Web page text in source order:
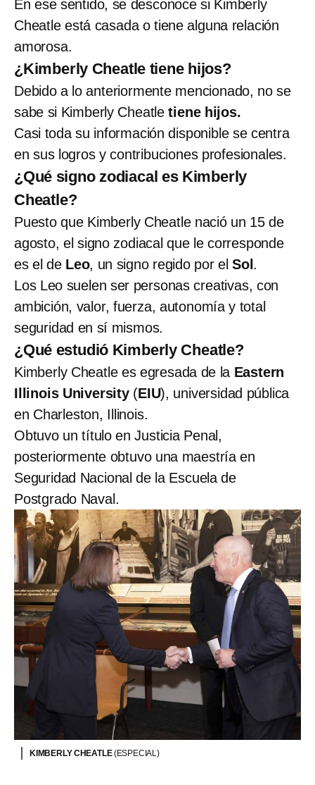
En ese sentido, se desconoce si Kimberly
Cheatle está casada o tiene alguna relación
amorosa.
¿Kimberly Cheatle tiene hijos?
Debido a lo anteriormente mencionado, no se
sabe si Kimberly Cheatle tiene hijos.
Casi toda su información disponible se centra
en sus logros y contribuciones profesionales.
¿Qué signo zodiacal es Kimberly
Cheatle?
Puesto que Kimberly Cheatle nació un 15 de
agosto, el signo zodiacal que le corresponde
es el de Leo, un signo regido por elSol .
Los Leo suelen ser personas creativas, con
ambición, valor, fuerza, autonomía y total
seguridad en sí mismos.
¿Qué estudió Kimberly Cheatle?
Kimberly Cheatle es egresada de la Eastern
Illinois University(EIU), universidad pública
en Charleston, Illinois.
Obtuvo un título en Justicia Penal,
posteriormente obtuvo una maestría en
Seguridad Nacional de la Escuela de
Postgrado Naval.
KIMBERLY CHEATLE(ESPECIAL)